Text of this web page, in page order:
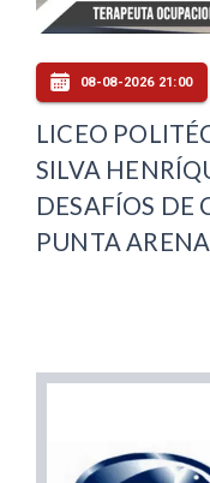
08-08-2026 21:00
LICEO
SILVA
DESAFÍOS DE
PUNTA